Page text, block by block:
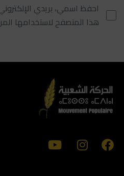
احفظ اسمي، بريدي
هذا المتصفح لاستخدامها